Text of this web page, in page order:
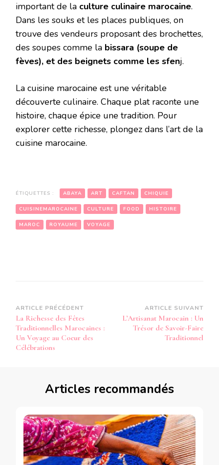
important de la culture culinaire marocaine.
Dans les souks et les places publiques, on
trouve des vendeurs proposant des brochettes,
des soupes comme la bissara (soupe de
fèves), et des beignets comme les sfenj.
La cuisine marocaine est une véritable
découverte culinaire. Chaque plat raconte une
histoire, chaque épice une tradition. Pour
explorer cette richesse, plongez dans l’art de la
cuisine marocaine.
ÉTIQUETTES : ABAYA ART CAFTAN CHIQUIE
CUISINEMAROCAINE CULTURE FOOD HISTOIRE
MAROC ROYAUME VOYAGE
Navigation
d’article
ARTICLE PRÉCÉDENT
La Richesse des Fêtes
Traditionnelles Marocaines :
Un Voyage au Coeur des
Célébrations
ARTICLE SUIVANT
L’Artisanat Marocain : Un
Trésor de Savoir-Faire
Traditionnel
Articles recommandés